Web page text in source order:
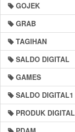
GOJEK
GRAB
TAGIHAN
SALDO DIGITAL
GAMES
SALDO DIGITAL1
PRODUK DIGITAL